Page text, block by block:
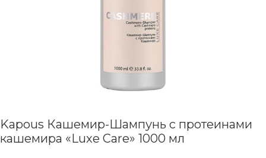
Kapous Кашемир-Шампунь с протеинами
кашемира «Luxe Care» 1000 мл